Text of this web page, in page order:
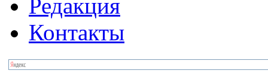
Редакция
Контакты